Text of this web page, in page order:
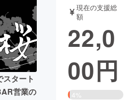
音楽
・ガジェット ゲーム・
書籍・雑誌
業 チャレンジ
タート
営業の
現在の支援総
額
22,0
00円
4%